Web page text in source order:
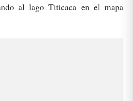
al lago Titicaca en el mapa